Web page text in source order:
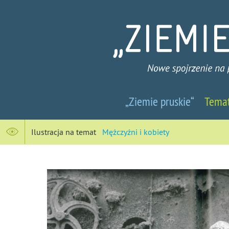
pruskie
-
Nowe
spojrzenie
na
„Ziemie pruskie“
Ilustracja na temat Mężczyźni i kobiety